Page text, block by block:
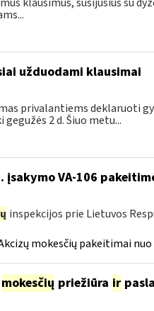
užduodami klausimai
privalantiems deklaruoti
2 d. Šiuo metu...
įsakymo VA-106
inspekcijos prie Lietuvos
mokesčių pakeitimai nuo
mokesčių priežiūra ir